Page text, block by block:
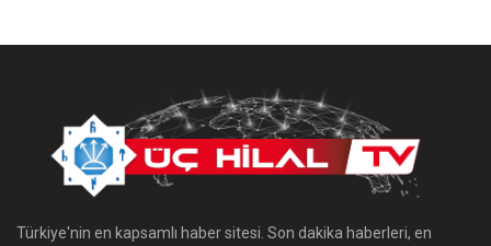
Türkiye'nin en kapsamlı haber sitesi. Son dakika haberleri, en